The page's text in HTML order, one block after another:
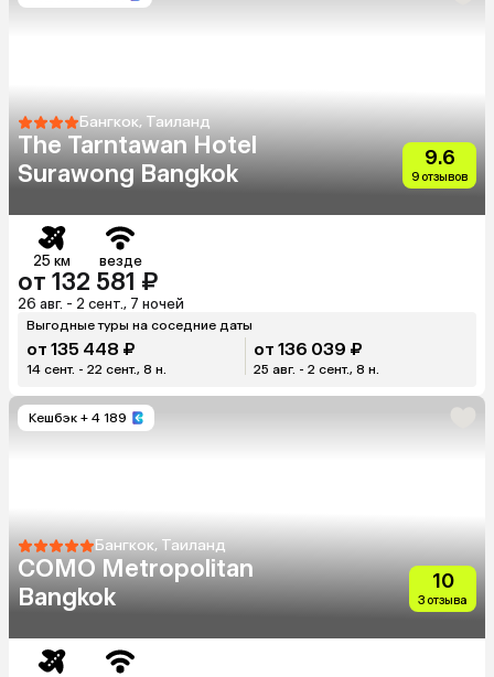
Бангкок, Таиланд
The Tarntawan Hotel
Surawong Bangkok
9.6
9 отзывов
25 км везде
от 132 581 ₽
26 авг. - 2 сент., 7 ночей
Выгодные туры на соседние даты
от 135 448 ₽
14 сент. - 22 сент., 8 н.
от 136 039 ₽
25 авг. - 2 сент., 8 н.
Кешбэк + 4 189
Бангкок, Таиланд
COMO Metropolitan
Bangkok
10
3 отзыва